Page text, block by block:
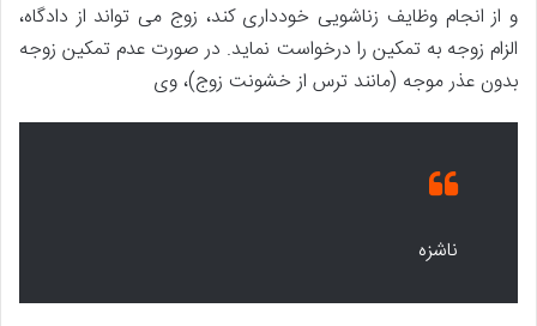
و از انجام وظایف زناشویی خودداری کند، زوج می تواند از دادگاه،
الزام زوجه به تمکین را درخواست نماید. در صورت عدم تمکین زوجه
بدون عذر موجه (مانند ترس از خشونت زوج)، وی
ناشزه